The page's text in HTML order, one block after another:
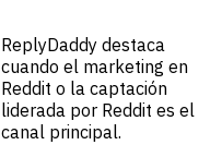
ReplyDaddy destaca
cuando el marketing en
Reddit o la captación
liderada por Reddit es el
canal principal.